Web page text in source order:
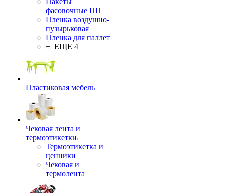
фасовочные ПП
Пленка воздушно-
пузырьковая
Пленка для паллет
+ ЕЩЕ 4
Пластиковая мебель
Чековая лента и
термоэтикетки
Термоэтикетка и
ценники
Чековая и
термолента